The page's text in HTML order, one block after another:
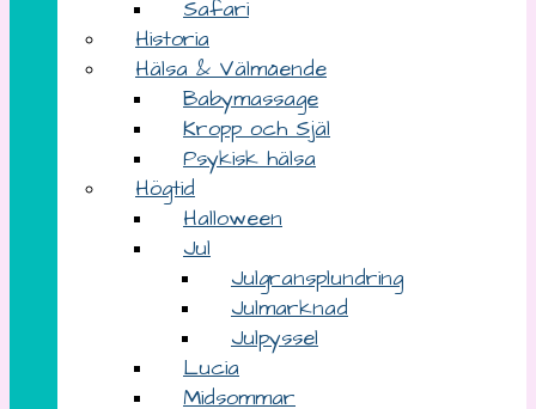
Safari
Historia
Hälsa & Välmående
Babymassage
Kropp och Själ
Psykisk hälsa
Högtid
Halloween
Jul
Julgransplundring
Julmarknad
Julpyssel
Lucia
Midsommar